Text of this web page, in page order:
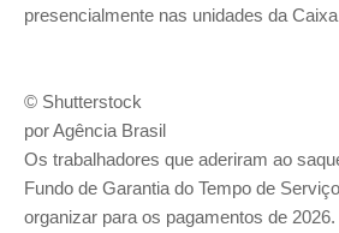
presencialmente nas unidades da Caixa
© Shutterstock
por Agência Brasil
Os trabalhadores que aderiram ao
Fundo de Garantia do Tempo de
organizar para os pagamentos de